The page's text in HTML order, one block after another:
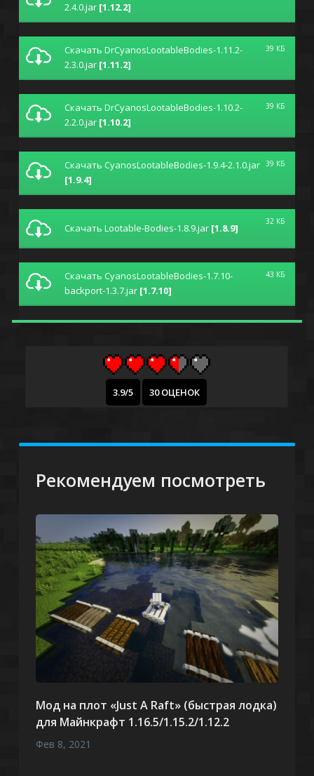
2.4.0.jar [1.12.2]
Скачать DrCyanosLootableBodies-1.11.2-
2.3.0.jar [1.11.2]
39 КБ
Скачать DrCyanosLootableBodies-1.10.2-
2.2.0.jar [1.10.2]
39 КБ
Скачать CyanosLootableBodies-1.9.4-2.1.0.jar
[1.9.4]
39 КБ
Скачать Lootable-Bodies-1.8.9.jar [1.8.9]
32 КБ
Скачать CyanosLootableBodies-1.7.10-
backport-1.3.7.jar [1.7.10]
43 КБ
3.9/5 30 ОЦЕНОК
Рекомендуем посмотреть
Мод на плот «Just A Raft» (быстрая лодка)
для Майнкрафт 1.16.5/1.15.2/1.12.2
Фев 8, 2021